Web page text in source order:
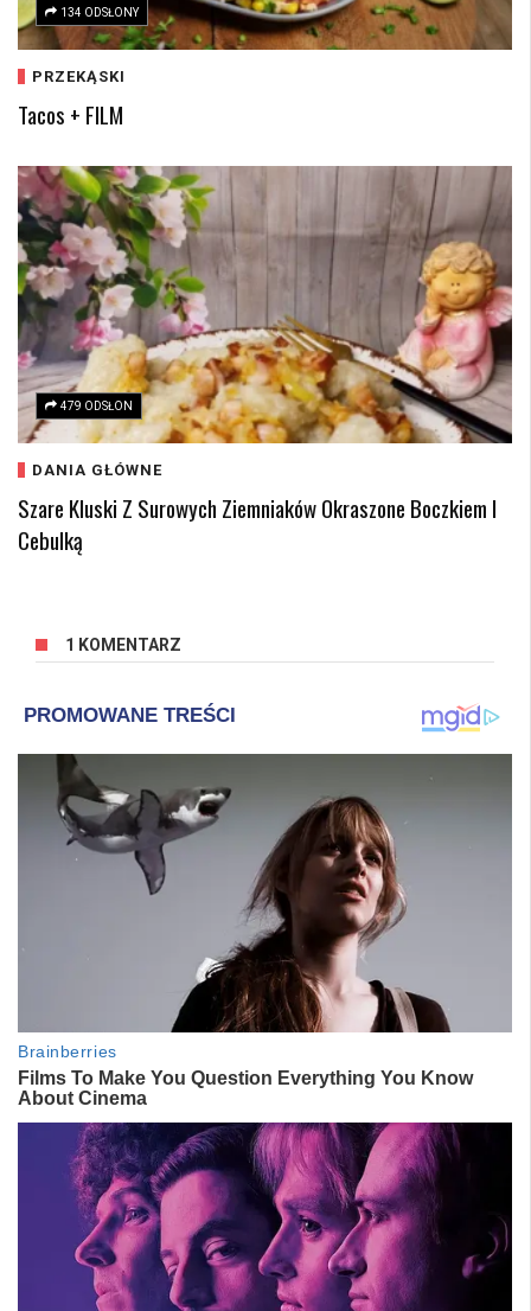
134 ODSŁONY
PRZEKĄSKI
Tacos + FILM
479 ODSŁON
DANIA GŁÓWNE
Szare Kluski Z Surowych Ziemniaków Okraszone Boczkiem I
Cebulką
1 KOMENTARZ